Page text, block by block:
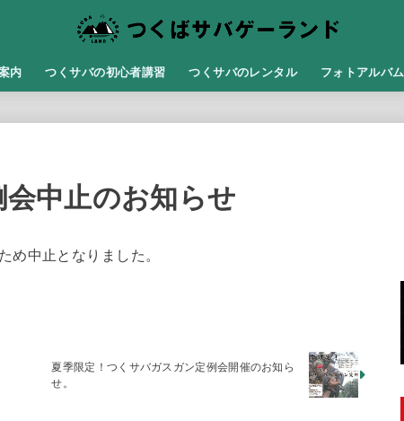
内 つくサバの初心者講習 つくサバのレンタル フォトアルバム
中止のお知らせ
め中止となりました。
夏季限定！つくサバガスガン定例会開催のお知ら
せ。